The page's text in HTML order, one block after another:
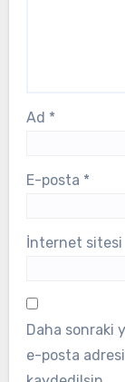
Ad *
E-posta *
İnternet sitesi
Daha sonraki
e-posta